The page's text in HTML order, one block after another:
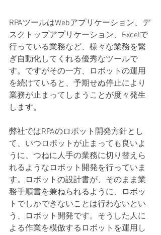
RPAツールはWebアプリケーション、デ
スクトップアプリケーション、Excelで
行っている業務など、様々な業務を繋
ぎ自動化してくれる優秀なツールで
す。ですがその一方、ロボットの運用
を続けていると、予期せぬ停止により
業務が止まってしまうことが度々発生
します。
弊社ではRPAのロボット開発方針とし
て、いつロボットが止まっても良いよ
うに、つねに人手の業務に切り替えら
れるようなロボット開発を行っていま
す。ロボットの設計書が、そのまま業
務手順書を兼ねられるように、ロボッ
トでしかできないことは行わないとい
う、ロボット開発です。そうした人に
よる作業を模倣するロボットを運用し